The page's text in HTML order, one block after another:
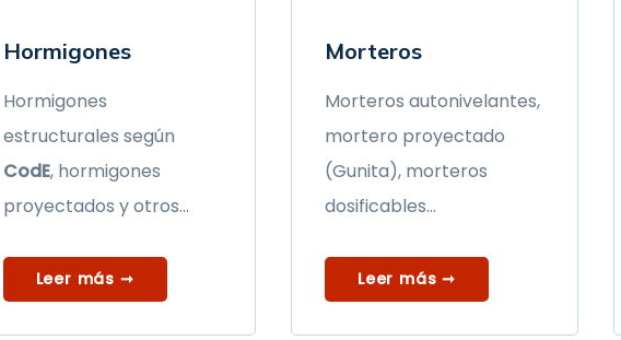
Hormigones
Hormigones
estructurales según
CodE, hormigones
proyectados y otros...
Leer más ➞
Morteros
Morteros autonivelantes,
mortero proyectado
(Gunita), morteros
dosificables...
Leer más ➞